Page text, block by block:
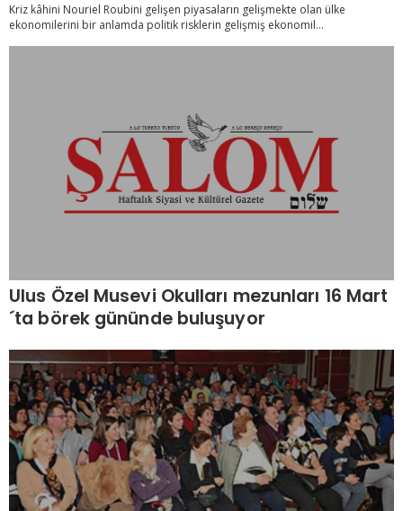
Kriz kâhini Nouriel Roubini gelişen piyasaların gelişmekte olan ülke
ekonomilerini bir anlamda politik risklerin gelişmiş ekonomil...
Ulus Özel Musevi Okulları mezunları 16 Mart
´ta börek gününde buluşuyor